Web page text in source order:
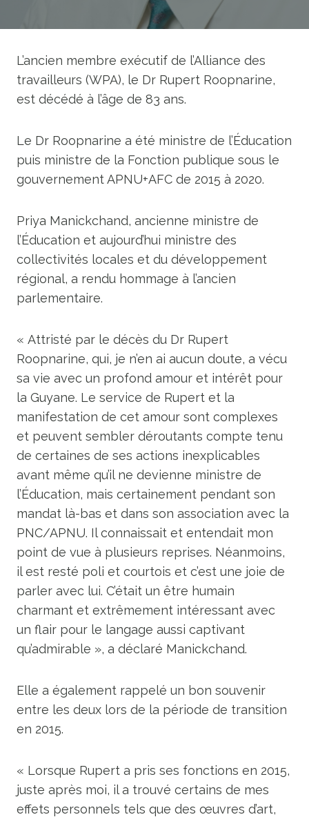
L’ancien membre exécutif de l’Alliance des
travailleurs (WPA), le Dr Rupert Roopnarine,
est décédé à l’âge de 83 ans.
Le Dr Roopnarine a été ministre de l’Éducation
puis ministre de la Fonction publique sous le
gouvernement APNU+AFC de 2015 à 2020.
Priya Manickchand, ancienne ministre de
l’Éducation et aujourd’hui ministre des
collectivités locales et du développement
régional, a rendu hommage à l’ancien
parlementaire.
« Attristé par le décès du Dr Rupert
Roopnarine, qui, je n’en ai aucun doute, a vécu
sa vie avec un profond amour et intérêt pour
la Guyane. Le service de Rupert et la
manifestation de cet amour sont complexes
et peuvent sembler déroutants compte tenu
de certaines de ses actions inexplicables
avant même qu’il ne devienne ministre de
l’Éducation, mais certainement pendant son
mandat là-bas et dans son association avec la
PNC/APNU. Il connaissait et entendait mon
point de vue à plusieurs reprises. Néanmoins,
il est resté poli et courtois et c’est une joie de
parler avec lui. C’était un être humain
charmant et extrêmement intéressant avec
un flair pour le langage aussi captivant
qu’admirable », a déclaré Manickchand.
Elle a également rappelé un bon souvenir
entre les deux lors de la période de transition
en 2015.
« Lorsque Rupert a pris ses fonctions en 2015,
juste après moi, il a trouvé certains de mes
effets personnels tels que des œuvres d’art,